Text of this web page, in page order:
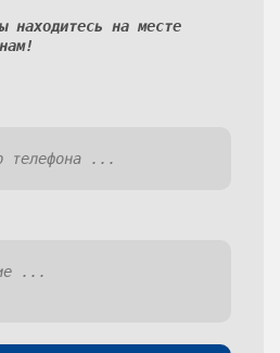
находитесь на месте